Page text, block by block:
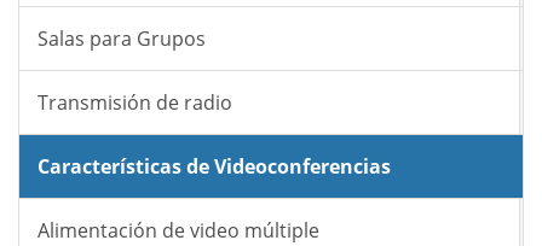
Salas para Grupos
Transmisión de radio
Características de Videoconferencias
Alimentación de video múltiple